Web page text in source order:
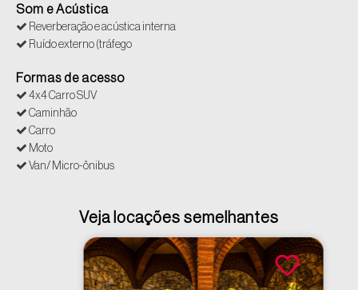
Som e Acústica
Reverberação e acústica interna
Ruído externo (tráfego
Formas de acesso
4x4 Carro SUV
Caminhão
Carro
Moto
Van/ Micro-ônibus
Veja locações semelhantes